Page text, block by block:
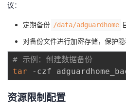
议：
定期备份 /data/adguardhome
对备份文件进行加密存储，保护
# 示例：创建数据备份
tar -czf
资源限制配置